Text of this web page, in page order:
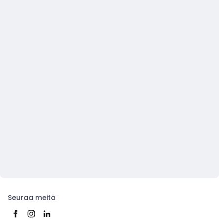
Seuraa meitä